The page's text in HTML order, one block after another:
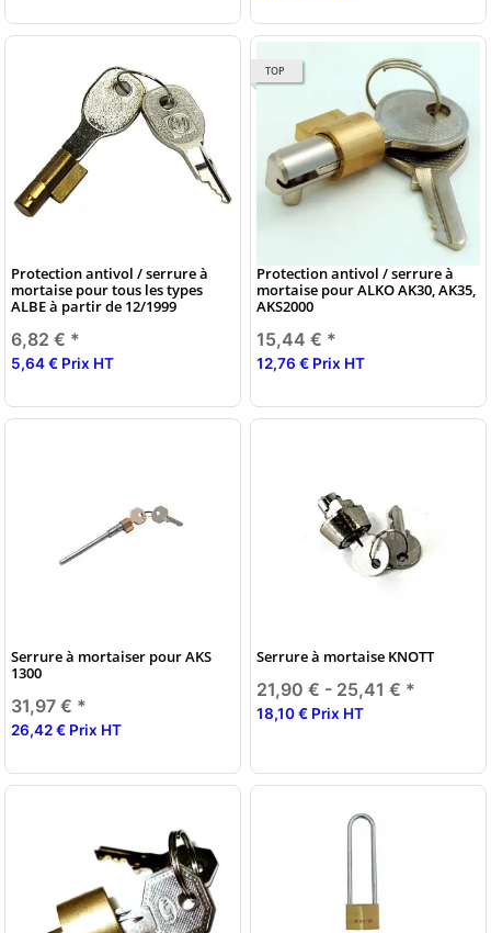
Protection antivol / serrure à
mortaise pour tous les types
ALBE à partir de 12/1999
6,82 € *
5,64 € Prix HT
TOP
Protection antivol / serrure à
mortaise pour ALKO AK30, AK35,
AKS2000
15,44 € *
12,76 € Prix HT
Serrure à mortaiser pour AKS
1300
31,97 € *
26,42 € Prix HT
Serrure à mortaise KNOTT
21,90 € - 25,41 € *
18,10 € Prix HT